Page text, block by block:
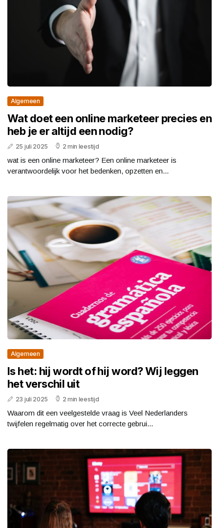
Algemeen
Wat doet een online marketeer precies en
heb je er altijd een nodig?
25 juli 2025 2 min leestijd
wat is een online marketeer? Een online marketeer is
verantwoordelijk voor het bedenken, opzetten en...
Algemeen
Is het: hij wordt of hij word? Wij leggen
het verschil uit
23 juli 2025 2 min leestijd
Waarom dit een veelgestelde vraag is Veel Nederlanders
twijfelen regelmatig over het correcte gebrui...